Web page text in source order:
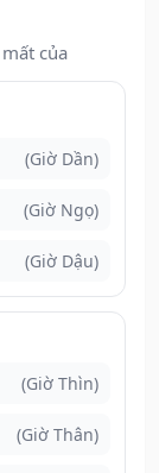
của
(Giờ Dần)
(Giờ Ngọ)
(Giờ Dậu)
(Giờ Thìn)
(Giờ Thân)